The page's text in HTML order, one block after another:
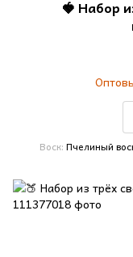
🍓 Набор
Воск Пчелиный